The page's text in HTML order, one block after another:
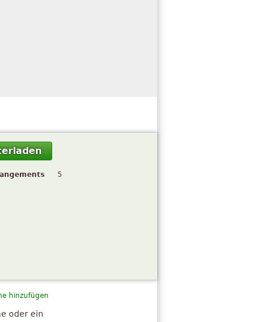
5
hinzufügen
oder ein